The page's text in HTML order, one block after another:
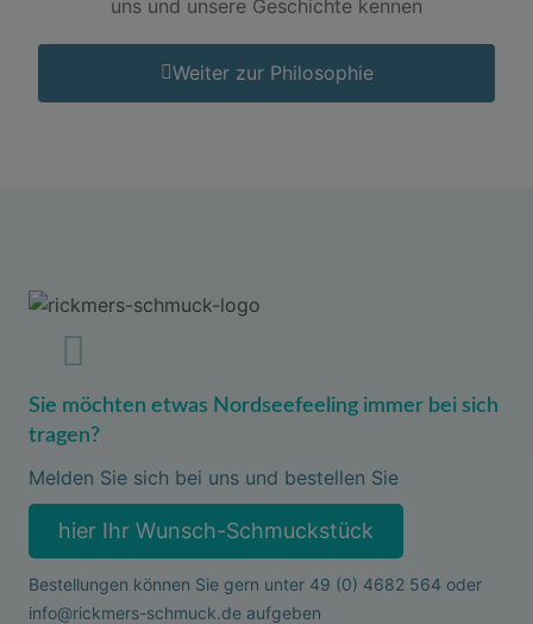
uns und unsere Geschichte kennen
Weiter zur Philosophie
Sie möchten etwas Nordseefeeling immer bei sich
tragen?
Melden Sie sich bei uns und bestellen Sie
hier Ihr Wunsch-Schmuckstück
Bestellungen können Sie gern unter 49 (0) 4682 564 oder
info@rickmers-schmuck.deaufgeben